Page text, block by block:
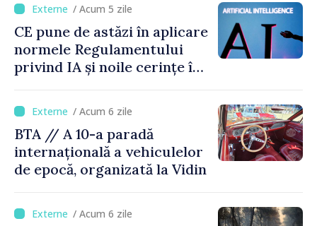
/ Acum 5 zile
CE pune de astăzi în aplicare
normele Regulamentului
privind IA și noile cerințe în
/ Acum 6 zile
BTA // A 10-a paradă
internațională a vehiculelor
de epocă, organizată la Vidin
/ Acum 6 zile